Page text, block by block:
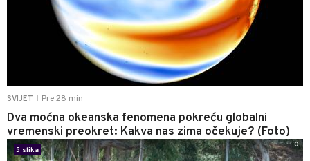
SVIJET Pre 28 min
Dva moćna okeanska fenomena pokreću globalni
vremenski preokret: Kakva nas zima očekuje? (Foto)
5 slika
0